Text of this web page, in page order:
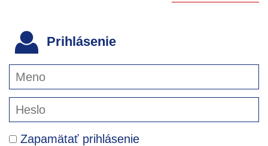
Prihlásenie
Zapamätať prihlásenie